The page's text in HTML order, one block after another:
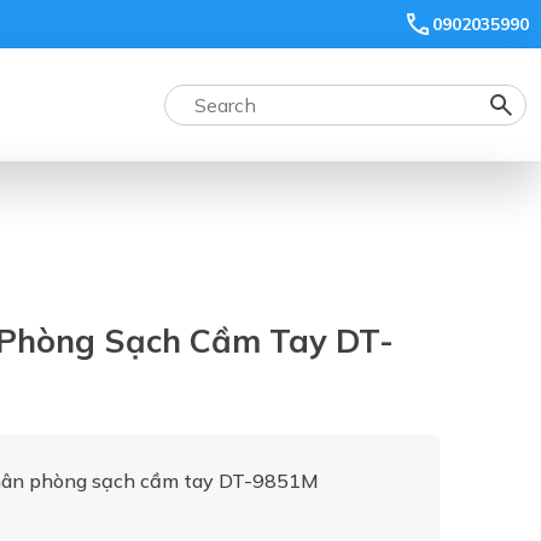
0902035990
Sạch Cầm Tay DT-
phòng sạch cầm tay DT-9851M